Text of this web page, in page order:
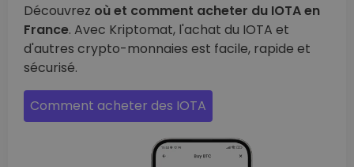
Découvrez où et comment acheter du IOTA en
France. Avec Kriptomat, l'achat du IOTA et
d'autres crypto-monnaies est facile, rapide et
sécurisé.
Comment acheter des IOTA